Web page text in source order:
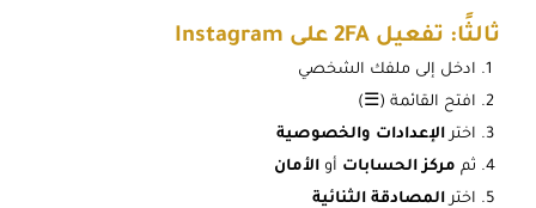
ثالثًا: تفعيل 2FA على Instagram
ادخل إلى ملفك الشخصي
افتح القائمة (☰)
اخترالإعدادات والخصوصية
ثم مركز الحسابات أو الأمان
اخترالمصادقة الثنائية